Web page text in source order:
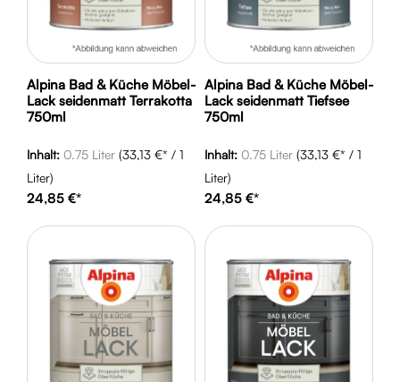
Alpina Bad & Küche Möbel-
Lack seidenmatt Terrakotta
750ml
Inhalt: 0.75 Liter (33,13 €* / 1
Liter)
24,85 €*
Alpina Bad & Küche Möbel-
Lack seidenmatt Tiefsee
750ml
Inhalt: 0.75 Liter (33,13 €* / 1
Liter)
24,85 €*